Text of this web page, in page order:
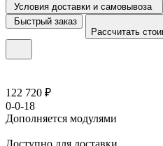
Условия доставки и самовывоза
Быстрый заказ
Рассчитать
122 720 ₽
0-0-18
Дополняется модулями